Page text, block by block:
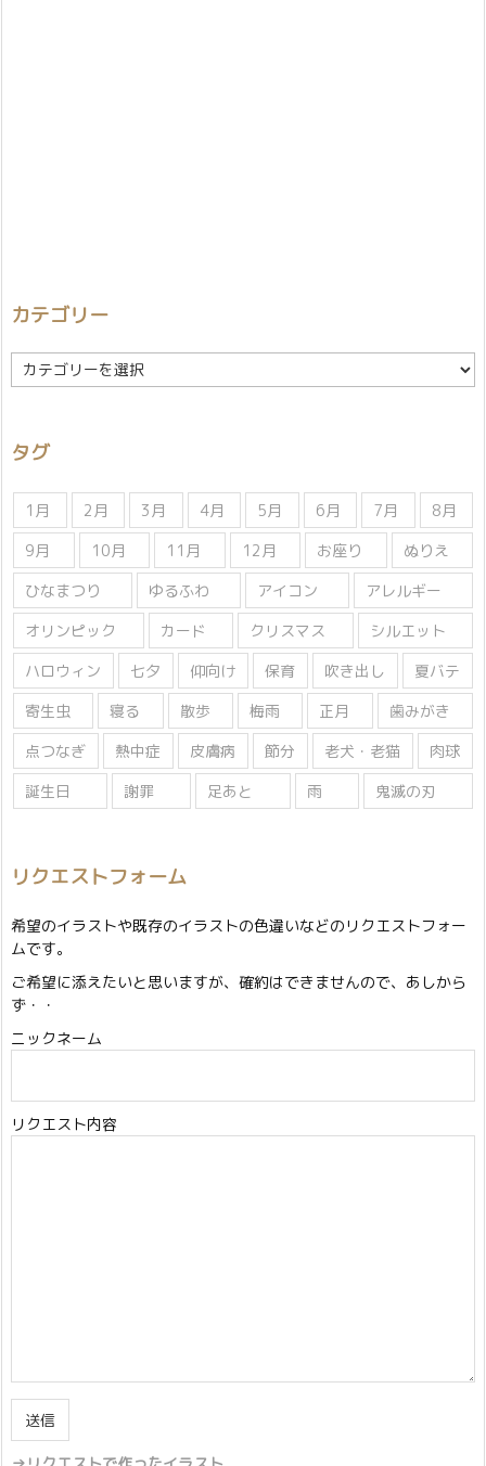
カテゴリー
カ
テ
ー
タグ
1月 2月 3月 4月 5月 6月 7月
8月
9月
10月 11月 12月 お座り
ぬりえ
ひなまつり
ゆるふわ アイコン
アレルギー
オリンピック
カード クリスマス
シルエット
ハロウィン
七夕 仰向け 保育 吹き出し
夏バテ
寄生虫
寝る 散歩 梅雨 正月
歯みがき
点つなぎ
熱中症 皮膚病 節分 老犬・老猫
肉球
誕生日
謝罪 足あと 雨 鬼滅の刃
リクエストフォーム
希望のイラストや既存のイラストの色違いなどのリクエストフォー
ムです。
ご希望に添えたいと思いますが、確約はできませんので、あしから
ず・・
ニックネーム
リクエスト内容